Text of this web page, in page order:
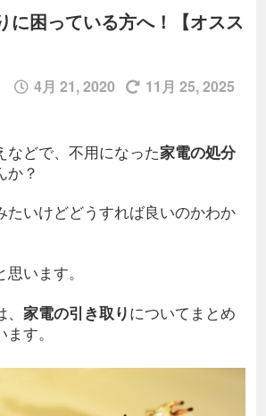
に困っている方へ！【オスス
4月 21, 2020 11月 25, 2025
などで、不用になった家電の処分
か？
たいけどどうすれば良いのかわか
います。
家電の引き取りについてまとめ
す。